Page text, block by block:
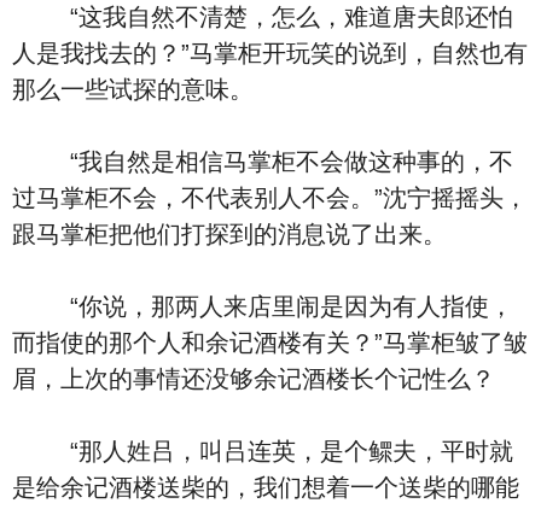
“这我自然不清楚，怎么，难道唐夫郎还怕
人是我找去的？”马掌柜开玩笑的说到，自然也有
那么一些试探的意味。
“我自然是相信马掌柜不会做这种事的，不
过马掌柜不会，不代表别人不会。”沈宁摇摇头，
跟马掌柜把他们打探到的消息说了出来。
“你说，那两人来店里闹是因为有人指使，
而指使的那个人和余记酒楼有关？”马掌柜皱了皱
眉，上次的事情还没够余记酒楼长个记性么？
“那人姓吕，叫吕连英，是个鳏夫，平时就
是给余记酒楼送柴的，我们想着一个送柴的哪能